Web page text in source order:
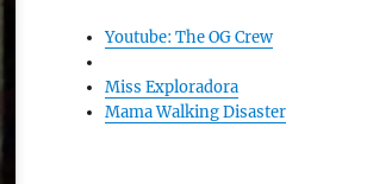
Youtube: The OG Crew
Miss Exploradora
Mama Walking Disaster